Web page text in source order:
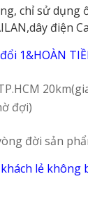
chỉ sử dụng
điện
1&HOÀN
đợi)
đời sản
lẻ không